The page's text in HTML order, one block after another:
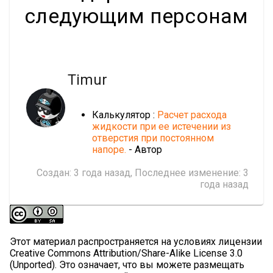
следующим персонам
Timur
Калькулятор : Расчет расхода
жидкости при ее истечении из
отверстия при постоянном
напоре. - Автор
Создан: 3 года назад, Последнее изменение: 3
года назад
Этот материал распространяется на условиях лицензии
Creative Commons Attribution/Share-Alike License 3.0
(Unported). Это означает, что вы можете размещать